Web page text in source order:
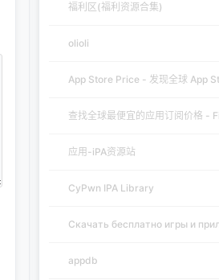
福利区(福利资源合集)
olioli
App Store Price - 发现全球 App
查找全球最便宜的应用订阅价格 -
应用-iPA资源站
CyPwn IPA Library
Скачать бесплатно игры и
appdb